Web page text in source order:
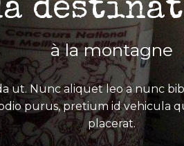
à la montagne
ut. Nunc aliquet leo a nunc
purus, pretium id vehicula
placerat.